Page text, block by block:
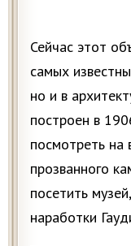
Сейчас этот
самых
но и в
построен в
посмотреть
прозванного
посетить
наработки